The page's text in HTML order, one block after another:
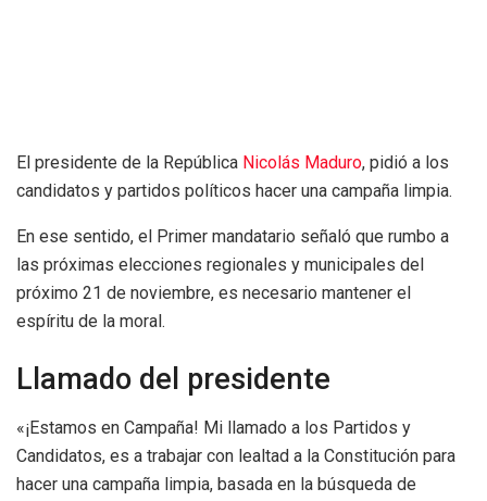
El presidente de la República Nicolás Maduro, pidió a los
candidatos y partidos políticos hacer una campaña limpia.
En ese sentido, el Primer mandatario señaló que rumbo a
las próximas elecciones regionales y municipales del
próximo 21 de noviembre, es necesario mantener el
espíritu de la moral.
Llamado del presidente
«¡Estamos en Campaña! Mi llamado a los Partidos y
Candidatos, es a trabajar con lealtad a la Constitución para
hacer una campaña limpia, basada en la búsqueda de